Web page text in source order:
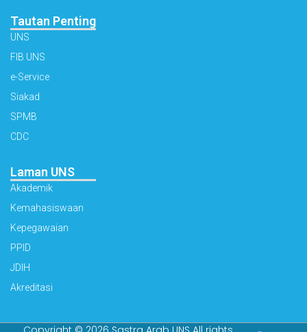
Tautan Penting
UNS
FIB UNS
e-Service
Siakad
SPMB
CDC
Laman UNS
Akademik
Kemahasiswaan
Kepegawaian
PPID
JDIH
Akreditasi